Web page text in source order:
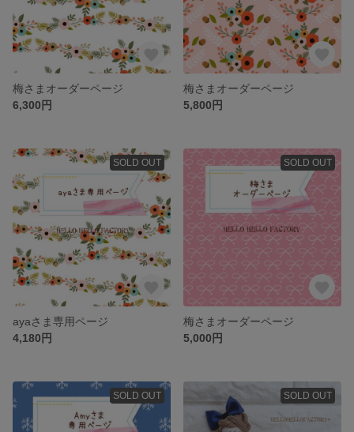
梅さまオーダーページ
6,300円
梅さまオーダーページ
5,800円
SOLD OUT
ayaさま専用ページ
4,180円
SOLD OUT
梅さまオーダーページ
5,000円
SOLD OUT SOLD OUT